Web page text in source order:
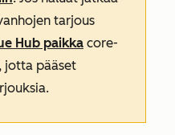
tarjous
Hub paikka core-
jotta pääset